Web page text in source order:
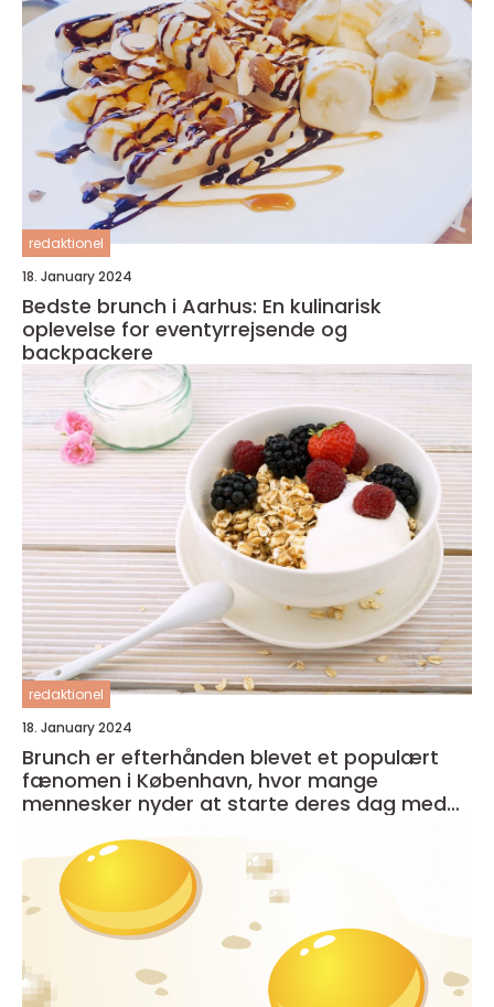
redaktionel
18. January 2024
Bedste brunch i Aarhus: En kulinarisk
oplevelse for eventyrrejsende og
backpackere
redaktionel
18. January 2024
Brunch er efterhånden blevet et populært
fænomen i København, hvor mange
mennesker nyder at starte deres dag med